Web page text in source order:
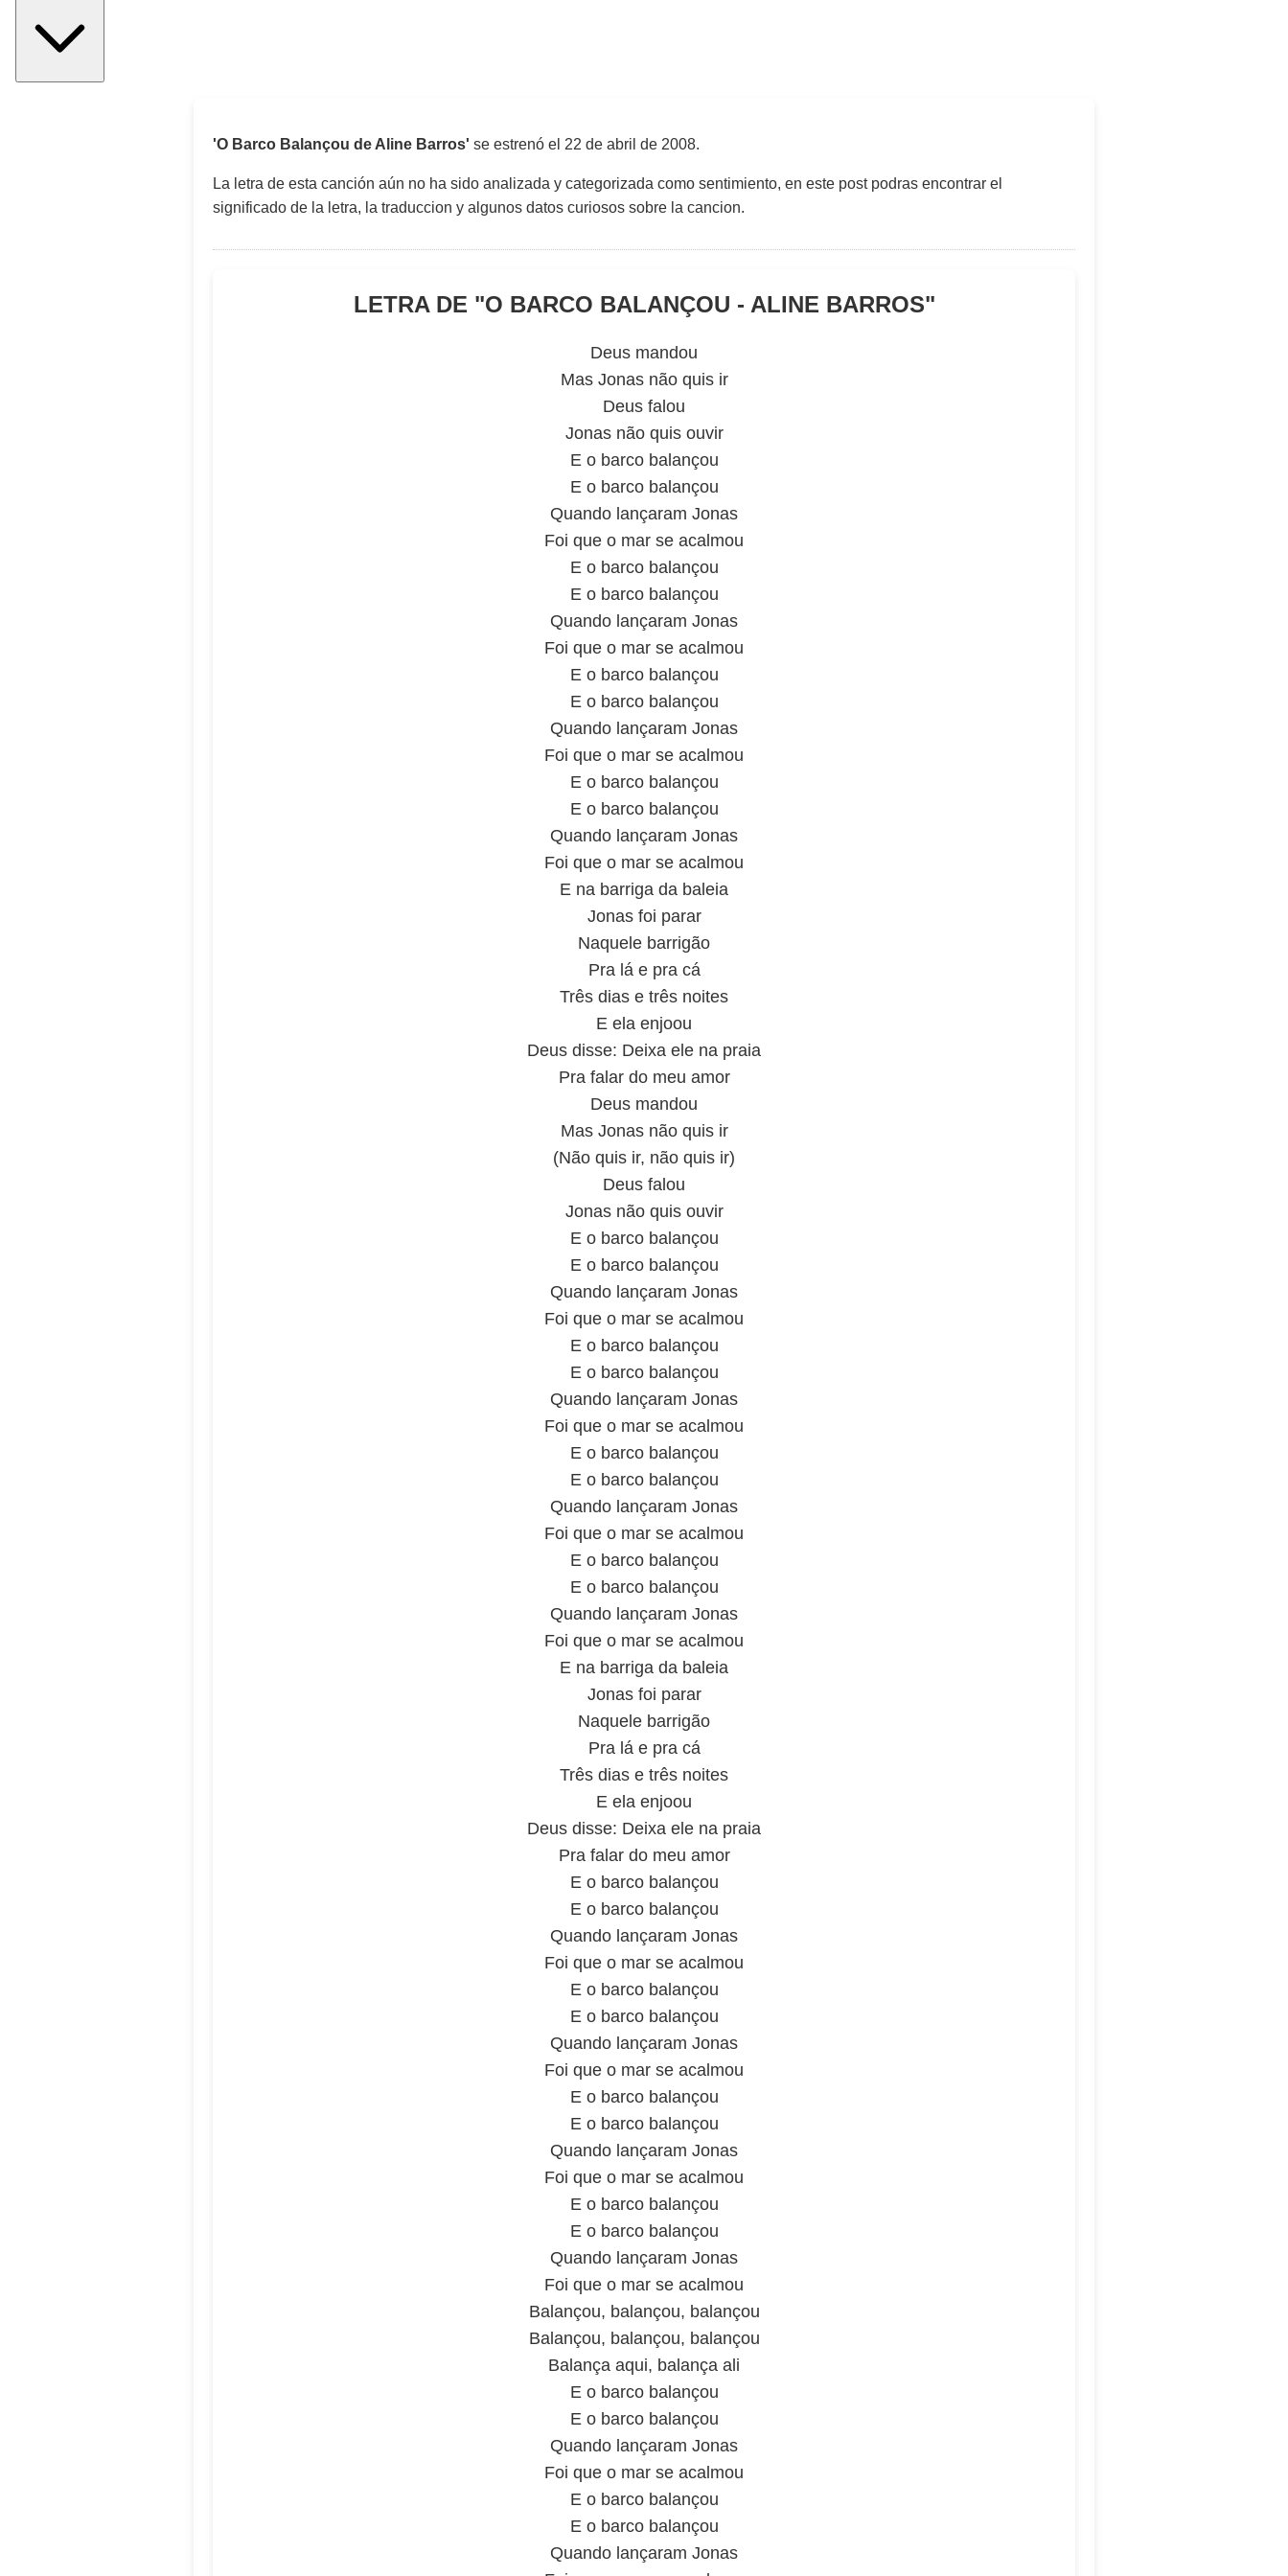
'O Barco Balançou de Aline Barros' se estrenó el 22 de abril de 2008.
La letra de esta canción aún no ha sido analizada y categorizada como sentimiento, en este post podras encontrar el
significado de la letra, la traduccion y algunos datos curiosos sobre la cancion.
LETRA DE "O BARCO BALANÇOU - ALINE BARROS"
Deus mandou
Mas Jonas não quis ir
Deus falou
Jonas não quis ouvir
E o barco balançou
E o barco balançou
Quando lançaram Jonas
Foi que o mar se acalmou
E o barco balançou
E o barco balançou
Quando lançaram Jonas
Foi que o mar se acalmou
E o barco balançou
E o barco balançou
Quando lançaram Jonas
Foi que o mar se acalmou
E o barco balançou
E o barco balançou
Quando lançaram Jonas
Foi que o mar se acalmou
E na barriga da baleia
Jonas foi parar
Naquele barrigão
Pra lá e pra cá
Três dias e três noites
E ela enjoou
Deus disse: Deixa ele na praia
Pra falar do meu amor
Deus mandou
Mas Jonas não quis ir
(Não quis ir, não quis ir)
Deus falou
Jonas não quis ouvir
E o barco balançou
E o barco balançou
Quando lançaram Jonas
Foi que o mar se acalmou
E o barco balançou
E o barco balançou
Quando lançaram Jonas
Foi que o mar se acalmou
E o barco balançou
E o barco balançou
Quando lançaram Jonas
Foi que o mar se acalmou
E o barco balançou
E o barco balançou
Quando lançaram Jonas
Foi que o mar se acalmou
E na barriga da baleia
Jonas foi parar
Naquele barrigão
Pra lá e pra cá
Três dias e três noites
E ela enjoou
Deus disse: Deixa ele na praia
Pra falar do meu amor
E o barco balançou
E o barco balançou
Quando lançaram Jonas
Foi que o mar se acalmou
E o barco balançou
E o barco balançou
Quando lançaram Jonas
Foi que o mar se acalmou
E o barco balançou
E o barco balançou
Quando lançaram Jonas
Foi que o mar se acalmou
E o barco balançou
E o barco balançou
Quando lançaram Jonas
Foi que o mar se acalmou
Balançou, balançou, balançou
Balançou, balançou, balançou
Balança aqui, balança ali
E o barco balançou
E o barco balançou
Quando lançaram Jonas
Foi que o mar se acalmou
E o barco balançou
E o barco balançou
Quando lançaram Jonas